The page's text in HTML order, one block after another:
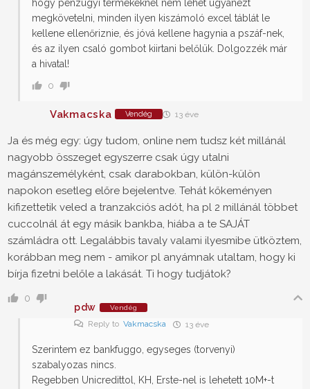
hogy pénzügyi termékeknél nem lehet ugyanezt
megkövetelni, minden ilyen kiszámoló excel táblát le
kellene ellenőriznie, és jóvá kellene hagynia a pszáf-nek,
és az ilyen csaló gombot kiirtani belőlük. Dolgozzék már
a hivatal!
0
Vakmacska Vendég 13 éve
Ja és még egy: úgy tudom, online nem tudsz két millánál
nagyobb összeget egyszerre csak úgy utalni
magánszemélyként, csak darabokban, külön-külön
napokon esetleg előre bejelentve. Tehát kőkeményen
kifizettetik veled a tranzakciós adót, ha pl 2 millánál többet
cuccolnál át egy másik bankba, hiába a te SAJÁT
számládra ott. Legalábbis tavaly valami ilyesmibe ütköztem,
korábban meg nem - amikor pl anyámnak utaltam, hogy ki
bírja fizetni belőle a lakását. Ti hogy tudjátok?
0
pdw
Vendég
Reply to Vakmacska 13 éve
Szerintem ez bankfuggo, egyseges (torvenyi)
szabalyozas nincs.
Regebben Unicredittol, KH, Erste-nel is lehetett 10M+-t